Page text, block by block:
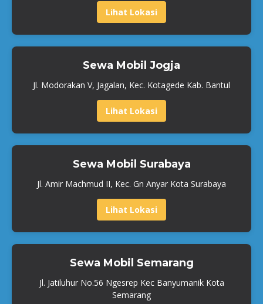
Lihat Lokasi
Sewa Mobil Jogja
Jl. Modorakan V, Jagalan, Kec. Kotagede Kab. Bantul
Lihat Lokasi
Sewa Mobil Surabaya
Jl. Amir Machmud II, Kec. Gn Anyar Kota Surabaya
Lihat Lokasi
Sewa Mobil Semarang
Jl. Jatiluhur No.56 Ngesrep Kec Banyumanik Kota
Semarang